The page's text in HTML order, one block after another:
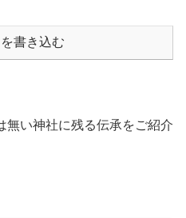
書き込む
無い神社に残る伝承をご紹介